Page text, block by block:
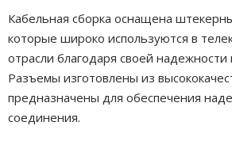
Кабельная сборка оснащена
которые широко используются в
отрасли благодаря своей надежности
Разъемы изготовлены из
предназначены для обеспечения
соединения.